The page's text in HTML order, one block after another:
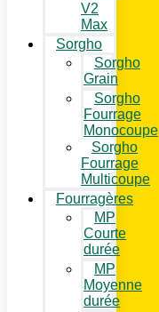
V2
Max
Sorgho
Sorgho
Grain
Sorgho
Fourrage
Monocoupe
Sorgho
Fourrage
Multicoupe
Fourragères
MP
Courte
durée
MP
Moyenne
durée